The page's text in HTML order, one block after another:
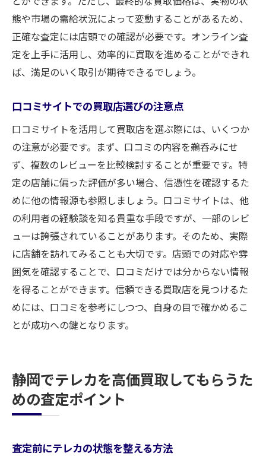
態や市場の需給状況によって変動することがあるため、
正確な査定には店頭での確認が必要です。オンライン査
定を上手に活用し、効率的に買取を進めることができれ
ば、満足のいく取引が期待できるでしょう。
口コミサイトでの買取店選びの注意点
口コミサイトを活用して買取店を選ぶ際には、いくつか
の注意が必要です。まず、口コミの内容を鵜呑みにせ
ず、複数のレビューを比較検討することが重要です。特
定の店舗に偏った評価が多い場合、信憑性を確認するた
めに他の情報源も参照しましょう。口コミサイトは、他
の利用者の経験談を知る貴重な手段ですが、一部のレビ
ューは誇張されていることがあります。そのため、実際
に店舗を訪れてみることも大切です。店頭での対応や雰
囲気を確認することで、口コミだけでは分からない情報
を得ることができます。信頼できる買取店を見つけるた
めには、口コミを参考にしつつ、自身の目で確かめるこ
とが成功への鍵となります。
静岡でテレカを高価買取してもらうた
めの査定ポイント
査定前にテレカの状態を整える方法